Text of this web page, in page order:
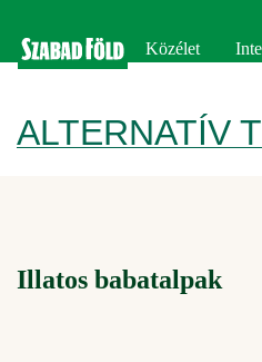
Közélet
ALTERNATÍV
Illatos babatalpak